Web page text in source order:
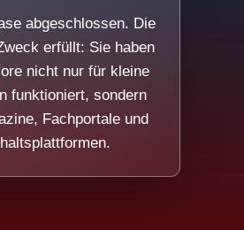
abgeschlossen. Die
erfüllt: Sie haben
nicht nur für kleine
funktioniert, sondern
Fachportale und